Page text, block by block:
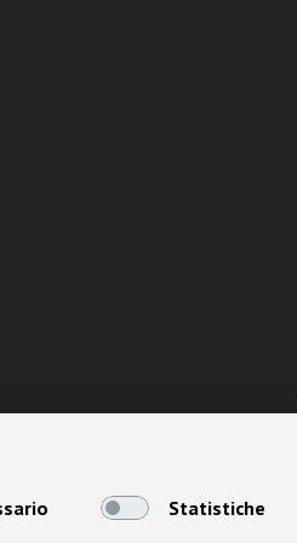
Statistiche